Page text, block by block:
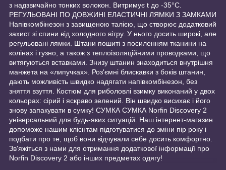
з надзвичайно тонких волокон. Витримує t до -35°C.
РЕГУЛЬОВАНІ ПО ДОВЖИНІ ЕЛАСТИЧНІ ЛЯМКИ З ЗАМКАМИ
Напівкомбінезон з завищеною талією, що створює додатковий
захист зі спини від холодного вітру. У нього досить широкі, але
регульовані лямки. Штани пошиті з посиленням тканини на
колінах і гузно, а також з теплоізоляційними проводками, що
витягуються вставками. Знизу штанин знаходиться внутрішня
манжета на «липучках». Роз'ємні блискавки з боків штанин,
дають можливість швидко надягати напівкомбінезон, без
зняття взуття. Костюм для риболовлі взимку виконаний у двох
кольорах: сірий і яскраво зелений. Він швидко висихає і його
знову запакувати в сумку! СУМКА СУМКА Norfin Discovery 2
універсальний для будь-яких ситуацій. Наш інтернет-магазин
допоможе нашим клієнтам підготуватися до зміни пір року і
подбати про те, щоб вони відчували себе досить комфортно.
Зв'яжіться з нами для отримання додаткової інформації про
Norfin Discovery 2 або інших предметах одягу!